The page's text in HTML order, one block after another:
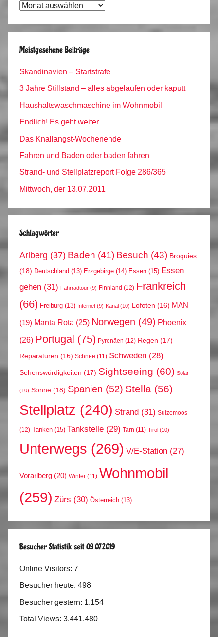
Tagebuch
Meistgesehene Beiträge
Skandinavien – Startstrafe
3 Jahre Stillstand – alles abgelaufen oder kaputt
Haushaltswaschmaschine im Wohnmobil
Endlich! Es geht weiter
Das Knallangst-Wochenende
Fahren und Baden oder baden fahren
Strand- und Stellplatzreport Folge 286/365
Mittwoch, der 13.07.2011
Schlagwörter
Arlberg (37) Baden (41) Besuch (43) Broquies
(18) Deutschland (13) Erzgebirge (14) Essen (15) Essen
gehen (31) Fahrradtour (9) Finnland (12) Frankreich
(66) Freiburg (13) Internet (9) Kanal (10) Lofoten (16) MAN
(19) Manta Rota (25) Norwegen (49) Phoenix
(26) Portugal (75) Pyrenäen (12) Regen (17)
Reparaturen (16) Schnee (11) Schweden (28)
Sehenswürdigkeiten (17) Sightseeing (60) Solar
(10) Sonne (18) Spanien (52) Stella (56)
Stellplatz (240) Strand (31) Sulzemoos
(12) Tanken (15) Tankstelle (29) Tarn (11) Tirol (10)
Unterwegs (269) V/E-Station (27)
Vorarlberg (20) Winter (11) Wohnmobil
(259) Zürs (30) Österreich (13)
Besucher Statistik seit 09.07.2019
Online Visitors: 7
Besucher heute: 498
Besucher gestern: 1.154
Total Views: 3.441.480